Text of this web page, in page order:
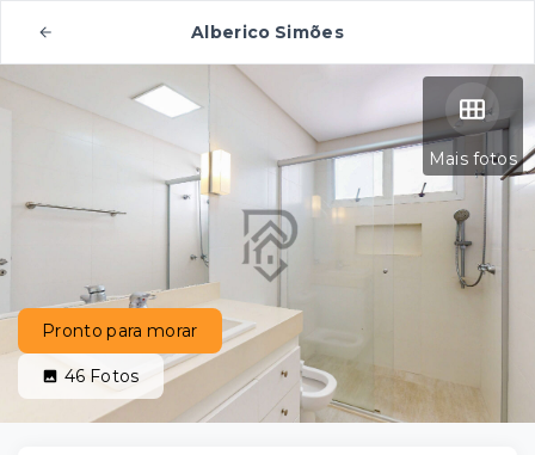
Alberico Simões
Mais fotos
Pronto para morar
46 Fotos